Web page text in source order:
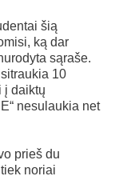
šią
ką dar
sąraše.
10
į daiktų
nesulaukia net
prieš du
noriai